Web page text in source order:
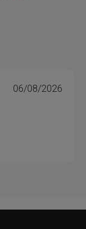
06/08/2026